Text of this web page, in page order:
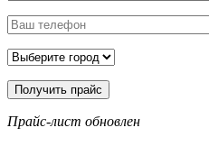
Прайс-лист обновлен